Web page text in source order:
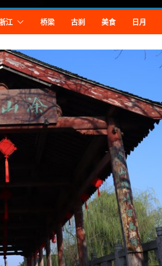
江 桥梁 古刹 美食 日月